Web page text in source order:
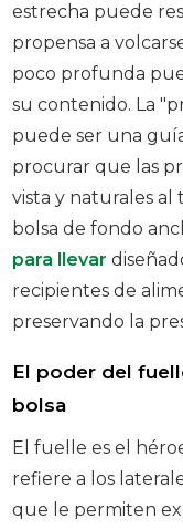
estrecha puede
propensa a
poco profunda
su contenido. La
puede ser una
procurar que las
vista y naturales al
bolsa de fondo
para llevar
recipientes de
preservando la
El poder del
bolsa
El fuelle es el
refiere a los
que le permiten